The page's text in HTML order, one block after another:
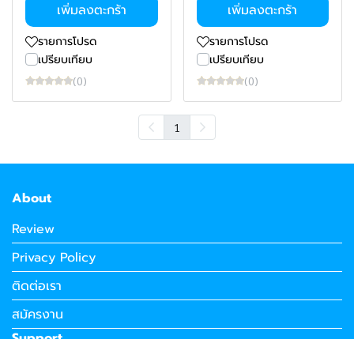
เพิ่มลงตะกร้า
รายการโปรด
เปรียบเทียบ
(0)
เพิ่มลงตะกร้า
รายการโปรด
เปรียบเทียบ
(0)
1
About
Review
Privacy Policy
ติดต่อเรา
สมัครงาน